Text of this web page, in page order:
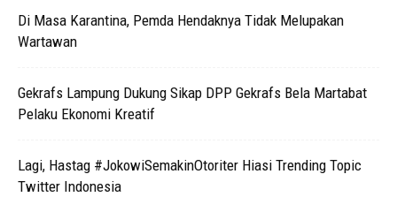
Di Masa Karantina, Pemda Hendaknya Tidak Melupakan
Wartawan
Gekrafs Lampung Dukung Sikap DPP Gekrafs Bela Martabat
Pelaku Ekonomi Kreatif
Lagi, Hastag #JokowiSemakinOtoriter Hiasi Trending Topic
Twitter Indonesia